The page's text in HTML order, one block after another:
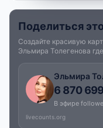
Поделиться
Создайте красивую
Эльмира Толегенова
Эльмира
6 870 699
В эфире
livecounts.org